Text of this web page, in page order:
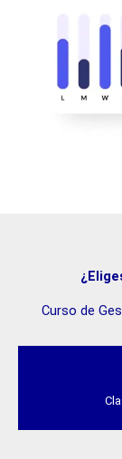
Curso de